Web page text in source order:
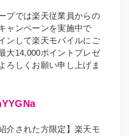
プでは楽天従業員からの
ャンペーンを実施中で
ンして楽天モバイルにご
大14,000ポイントプレゼ
ろしくお願い申し上げま
介された方限定】楽天モ